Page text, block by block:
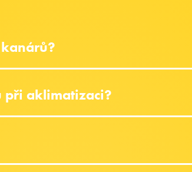
při aklimatizaci?